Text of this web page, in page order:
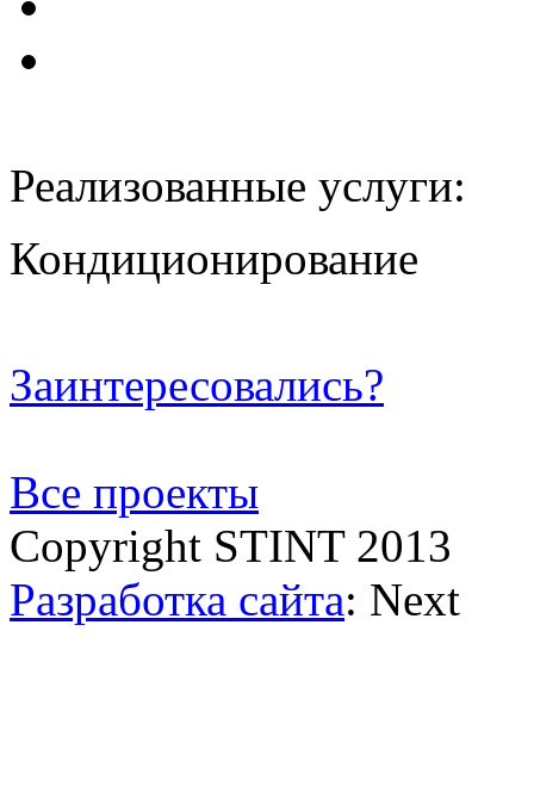
Реализованные услуги:
Кондиционирование
Заинтересовались?
Все проекты
Copyright STINT 2013
Разработка сайта: Next